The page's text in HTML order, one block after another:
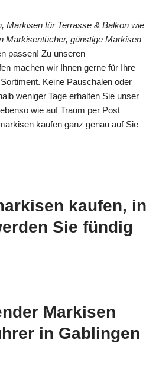
Markisen für Terrasse & Balkon wie
Markisentücher, günstige Markisen
passen! Zu unseren
machen wir Ihnen gerne für Ihre
Keine Pauschalen oder
weniger Tage erhalten Sie unser
wie auf Traum per Post
kaufen ganz genau auf Sie
kaufen, in
Sie fündig
Markisen
in Gablingen